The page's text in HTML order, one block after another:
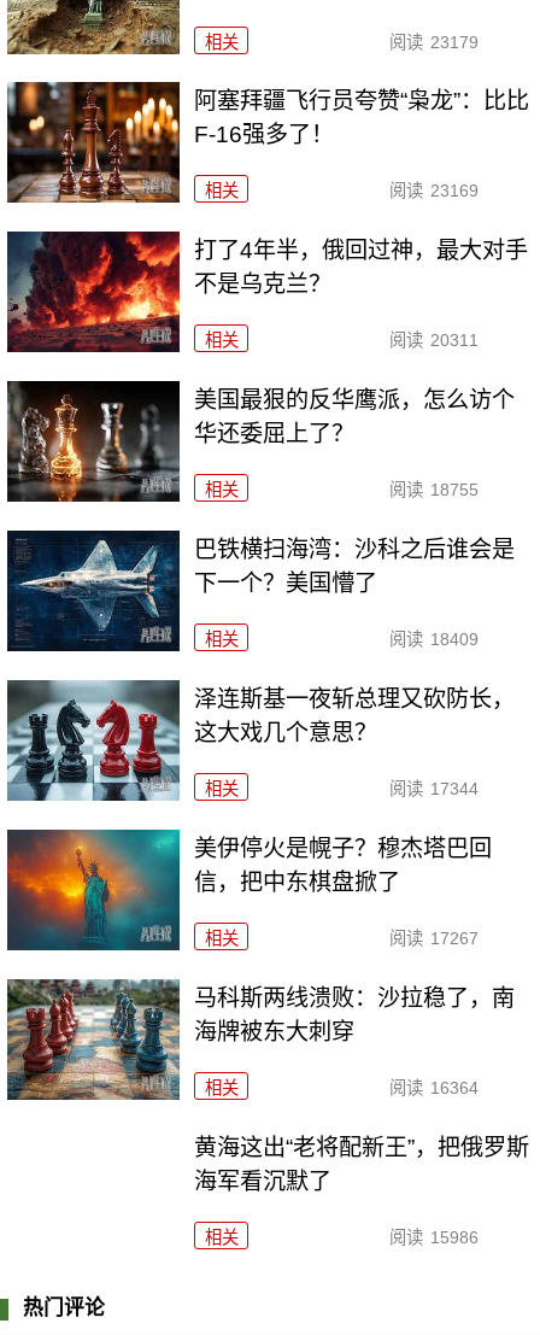
相关 阅读 23179
阿塞拜疆飞行员夸赞“枭龙”：比比
F-16强多了！
相关 阅读 23169
打了4年半，俄回过神，最大对手
不是乌克兰？
相关 阅读 20311
美国最狠的反华鹰派，怎么访个
华还委屈上了？
相关 阅读 18755
巴铁横扫海湾：沙科之后谁会是
下一个？美国懵了
相关 阅读 18409
泽连斯基一夜斩总理又砍防长，
这大戏几个意思？
相关 阅读 17344
美伊停火是幌子？穆杰塔巴回
信，把中东棋盘掀了
相关 阅读 17267
马科斯两线溃败：沙拉稳了，南
海牌被东大刺穿
相关 阅读 16364
黄海这出“老将配新王”，把俄罗斯
海军看沉默了
相关 阅读 15986
热门评论